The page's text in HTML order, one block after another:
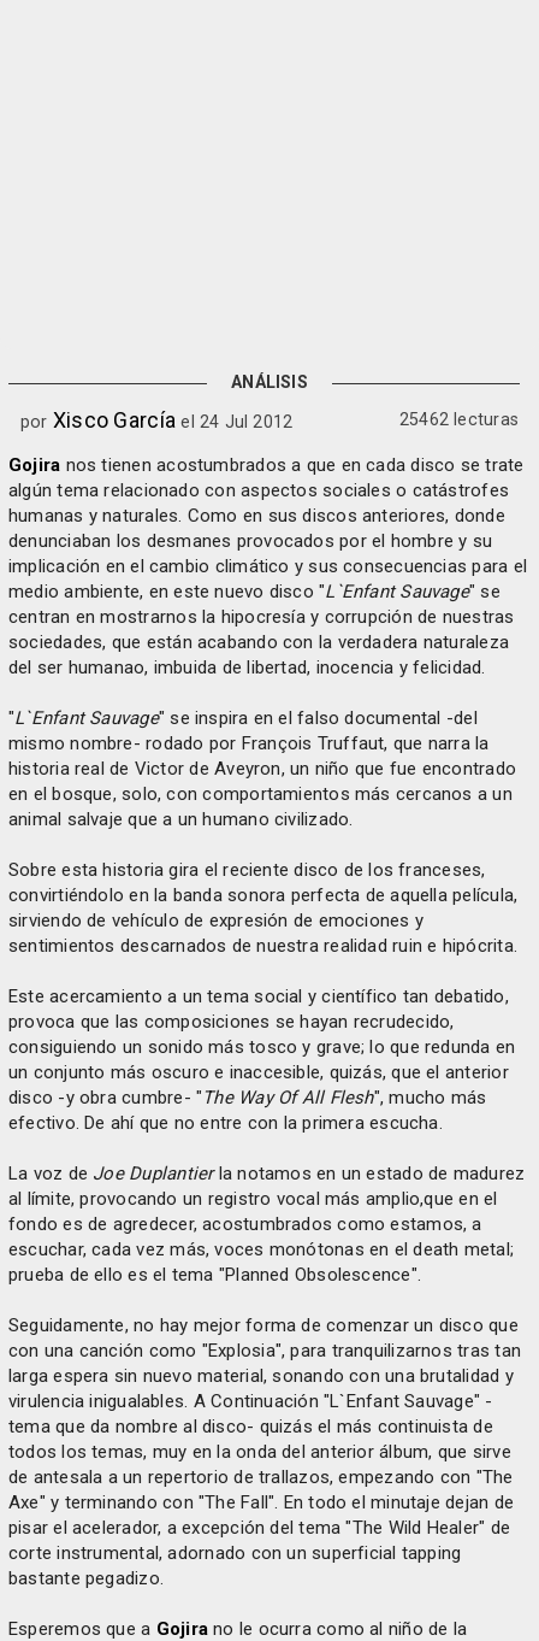
ANÁLISIS
por Xisco García el 24 Jul 2012 25462 lecturas
Gojira nos tienen acostumbrados a que en cada disco se trate
algún tema relacionado con aspectos sociales o catástrofes
humanas y naturales. Como en sus discos anteriores, donde
denunciaban los desmanes provocados por el hombre y su
implicación en el cambio climático y sus consecuencias para el
medio ambiente, en este nuevo disco "L`Enfant Sauvage" se
centran en mostrarnos la hipocresía y corrupción de nuestras
sociedades, que están acabando con la verdadera naturaleza
del ser humanao, imbuida de libertad, inocencia y felicidad.
"L`Enfant Sauvage" se inspira en el falso documental -del
mismo nombre- rodado por François Truffaut, que narra la
historia real de Victor de Aveyron, un niño que fue encontrado
en el bosque, solo, con comportamientos más cercanos a un
animal salvaje que a un humano civilizado.
Sobre esta historia gira el reciente disco de los franceses,
convirtiéndolo en la banda sonora perfecta de aquella película,
sirviendo de vehículo de expresión de emociones y
sentimientos descarnados de nuestra realidad ruin e hipócrita.
Este acercamiento a un tema social y científico tan debatido,
provoca que las composiciones se hayan recrudecido,
consiguiendo un sonido más tosco y grave; lo que redunda en
un conjunto más oscuro e inaccesible, quizás, que el anterior
disco -y obra cumbre- " The Way Of All Flesh", mucho más
efectivo. De ahí que no entre con la primera escucha.
La voz de Joe Duplantierla notamos en un estado de madurez
al límite, provocando un registro vocal más amplio,que en el
fondo es de agredecer, acostumbrados como estamos, a
escuchar, cada vez más, voces monótonas en el death metal;
prueba de ello es el tema "Planned Obsolescence".
Seguidamente, no hay mejor forma de comenzar un disco que
con una canción como "Explosia", para tranquilizarnos tras tan
larga espera sin nuevo material, sonando con una brutalidad y
virulencia inigualables. A Continuación "L`Enfant Sauvage" -
tema que da nombre al disco- quizás el más continuista de
todos los temas, muy en la onda del anterior álbum, que sirve
de antesala a un repertorio de trallazos, empezando con "The
Axe" y terminando con "The Fall". En todo el minutaje dejan de
pisar el acelerador, a excepción del tema "The Wild Healer" de
corte instrumental, adornado con un superficial tapping
bastante pegadizo.
Esperemos que a Gojirano le ocurra como al niño de la